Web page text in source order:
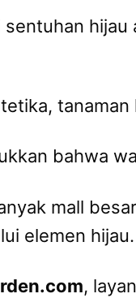
sentuhan
bahwa
mall
elemen hijau.
,